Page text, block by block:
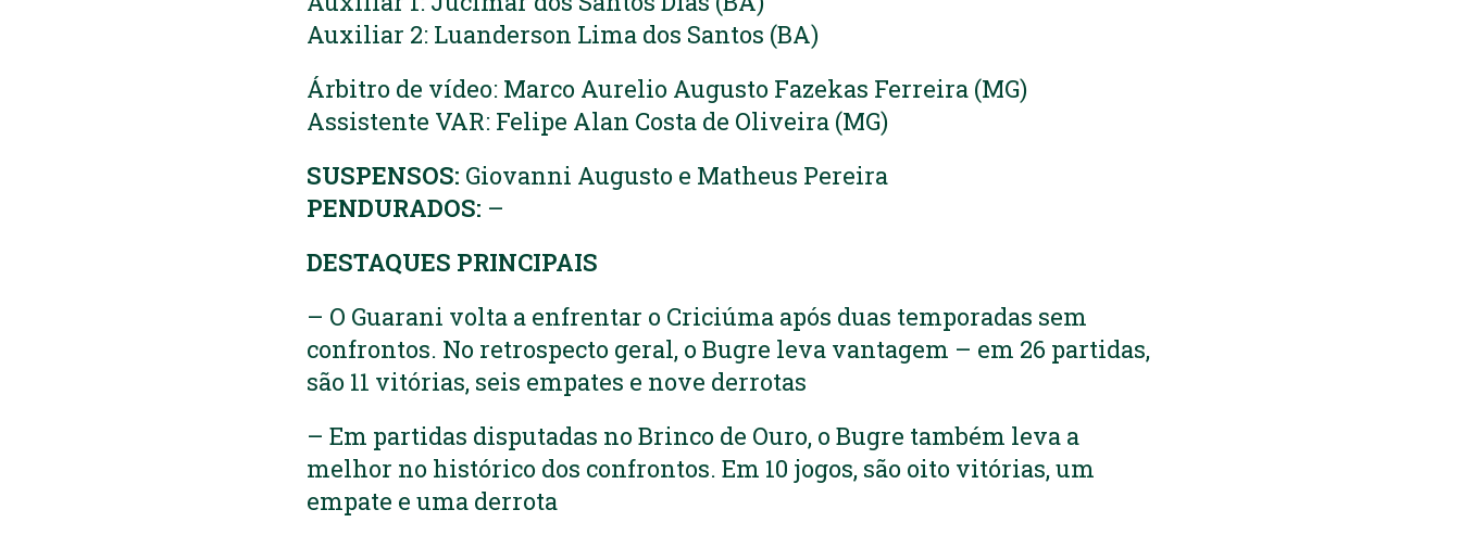
Auxiliar 2: Luanderson Lima dos Santos (BA)
Árbitro de vídeo: Marco Aurelio Augusto Fazekas Ferreira (MG)
Assistente VAR: Felipe Alan Costa de Oliveira (MG)
SUSPENSOS: Giovanni Augusto e Matheus Pereira
PENDURADOS: –
DESTAQUES PRINCIPAIS
– O Guarani volta a enfrentar o Criciúma após duas temporadas sem
confrontos. No retrospecto geral, o Bugre leva vantagem – em 26 partidas,
são 11 vitórias, seis empates e nove derrotas
– Em partidas disputadas no Brinco de Ouro, o Bugre também leva a
melhor no histórico dos confrontos. Em 10 jogos, são oito vitórias, um
empate e uma derrota